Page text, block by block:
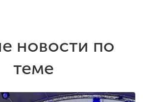
новости по
теме